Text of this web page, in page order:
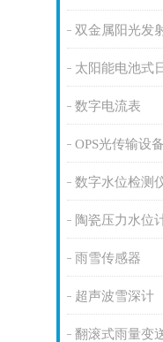
双金属阳光发
太阳能电池式
数字电流表
OPS光传输设备
数字水位检测
陶瓷压力水位
雨雪传感器
超声波雪深计
翻滚式雨量变